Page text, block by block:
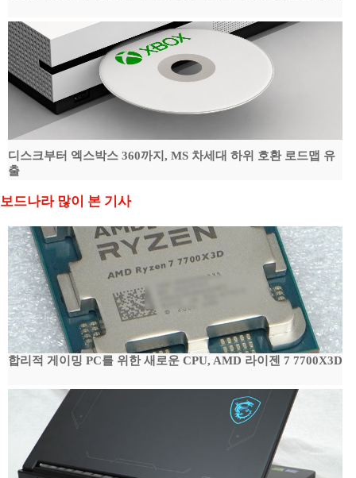
디스크부터 엑스박스 360까지, MS 차세대 하위 호환 로드맵 유
출
보드나라 많이 본 기사
합리적 게이밍 PC를 위한 새로운 CPU, AMD 라이젠 7 7700X3D